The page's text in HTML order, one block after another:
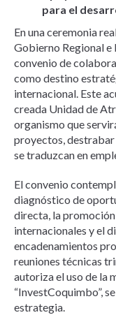
para el
En una ceremonia
Gobierno Regional
convenio de
como destino
internacional. Este
creada Unidad de
organismo que
proyectos,
se traduzcan en
El convenio
diagnóstico de
directa, la
internacionales y el
encadenamientos
reuniones técnicas
autoriza el uso de la
“InvestCoquimbo”,
estrategia.